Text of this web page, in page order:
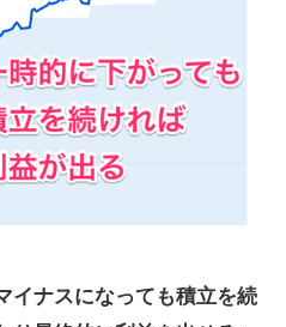
け?やめたほう
積立NISA）で
イナスになっても積立を続